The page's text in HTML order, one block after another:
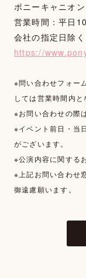
ポニーキャニオ
営業時間：平日
会社の指定日除く
https://
※問い合わせフォー
しては営業時間内と
※お問い合わせの際
※イベント前日・当
がございます。
※公演内容に関する
※上記お問い合わせ
御遠慮願います。